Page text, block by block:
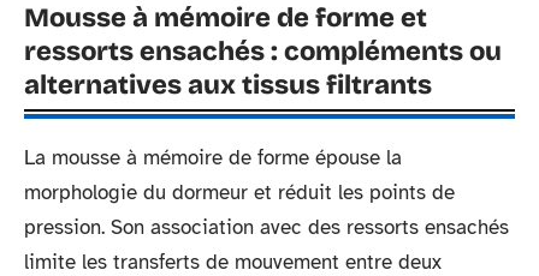
Mousse à mémoire de forme et
ressorts ensachés : compléments ou
alternatives aux tissus filtrants
La mousse à mémoire de forme épouse la
morphologie du dormeur et réduit les points de
pression. Son association avec des ressorts ensachés
limite les transferts de mouvement entre deux